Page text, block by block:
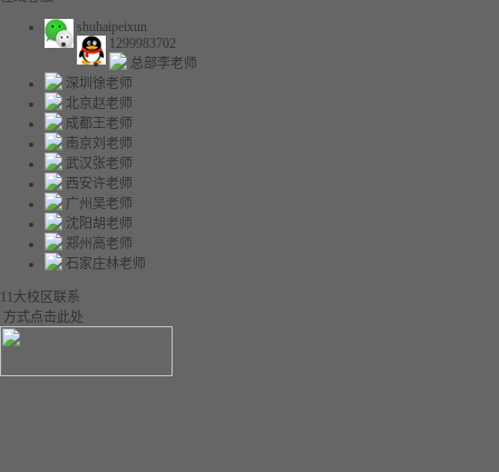
shuhaipeixun
1299983702
总部李老师
深圳徐老师
北京赵老师
成都王老师
南京刘老师
武汉张老师
西安许老师
广州吴老师
沈阳胡老师
郑州高老师
石家庄林老师
11大校区联系
方式点击此处